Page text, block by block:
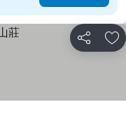
分享 加